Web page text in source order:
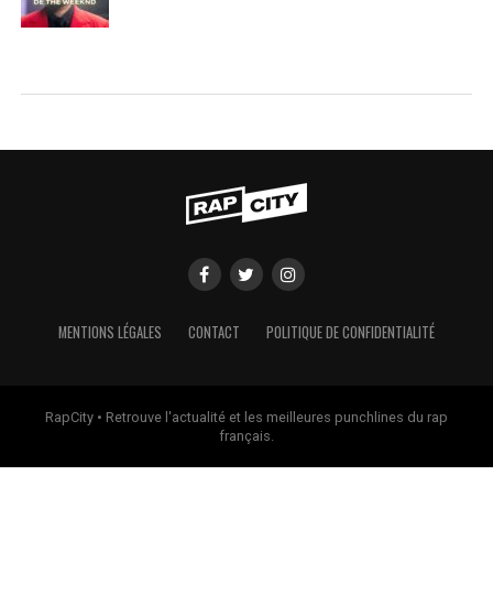
MENTIONS LÉGALES CONTACT POLITIQUE DE CONFIDENTIALITÉ
RapCity • Retrouve l'actualité et les meilleures punchlines du rap
français.